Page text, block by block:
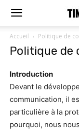
Accueil Politique de
Politique de
Introduction
Devant le
communication, il
particulière à la
pourquoi, nous